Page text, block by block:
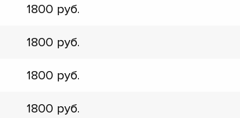
1800
1800
1800
1800